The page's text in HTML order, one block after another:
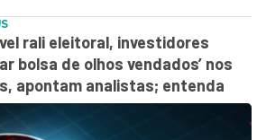
rali eleitoral, investidores
bolsa de olhos vendados’ nos
apontam analistas; entenda